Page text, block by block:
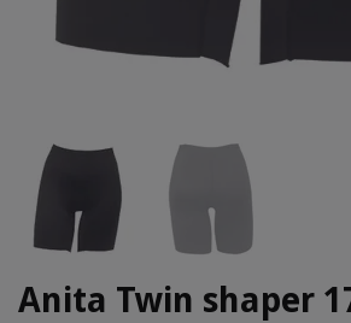
Anita Twin shaper